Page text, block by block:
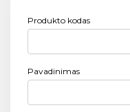
Produkto kodas
Pavadinimas